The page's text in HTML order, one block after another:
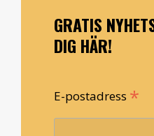
GRATIS
DIG HÄR!
E-postadress *